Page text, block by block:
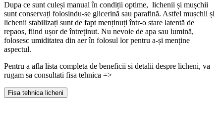
Dupa ce sunt culeși manual în condiții optime, lichenii și mușchii
sunt conservați folosindu-se glicerină sau parafină. Astfel mușchii și
lichenii stabilizați sunt de fapt menținuți într-o stare latentă de
repaos, fiind ușor de întreținut. Nu nevoie de apa sau lumină,
folosesc umiditatea din aer în folosul lor pentru a-și menține
aspectul.
Pentru a afla lista completa de beneficii si detalii despre licheni, va
rugam sa consultati fisa tehnica =>
Fisa tehnica licheni